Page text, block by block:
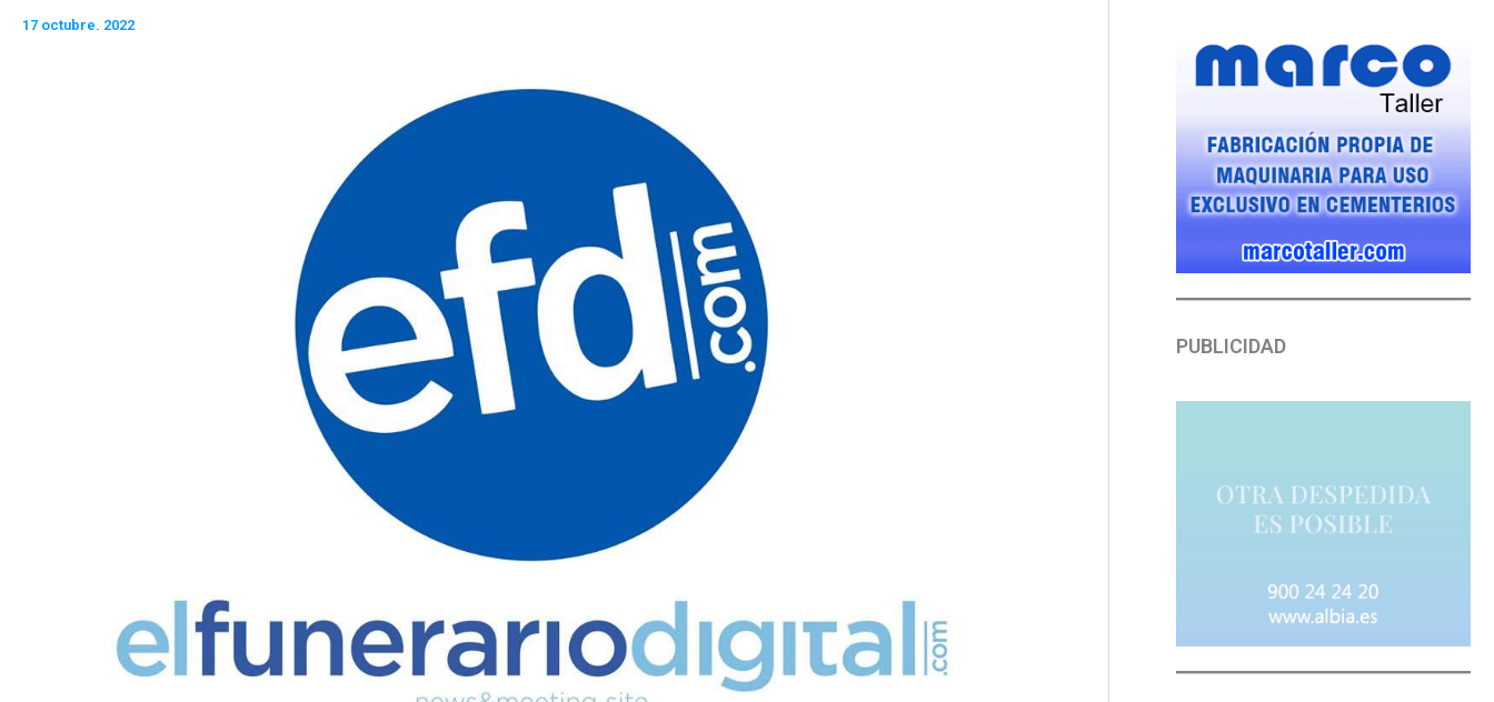
17 octubre. 2022
PUBLICIDAD